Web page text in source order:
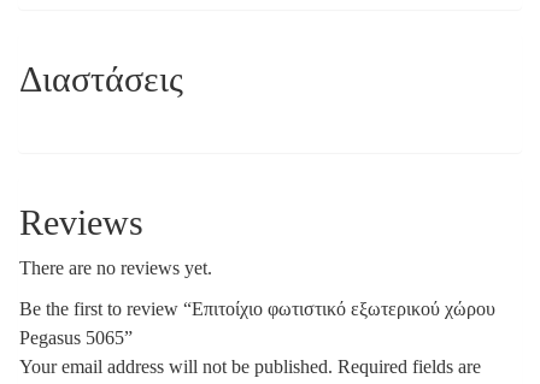
Διαστάσεις
Reviews
There are no reviews yet.
Be the first to review “Επιτοίχιο φωτιστικό εξωτερικού χώρου
Pegasus 5065”
Your email address will not be published. Required fields are